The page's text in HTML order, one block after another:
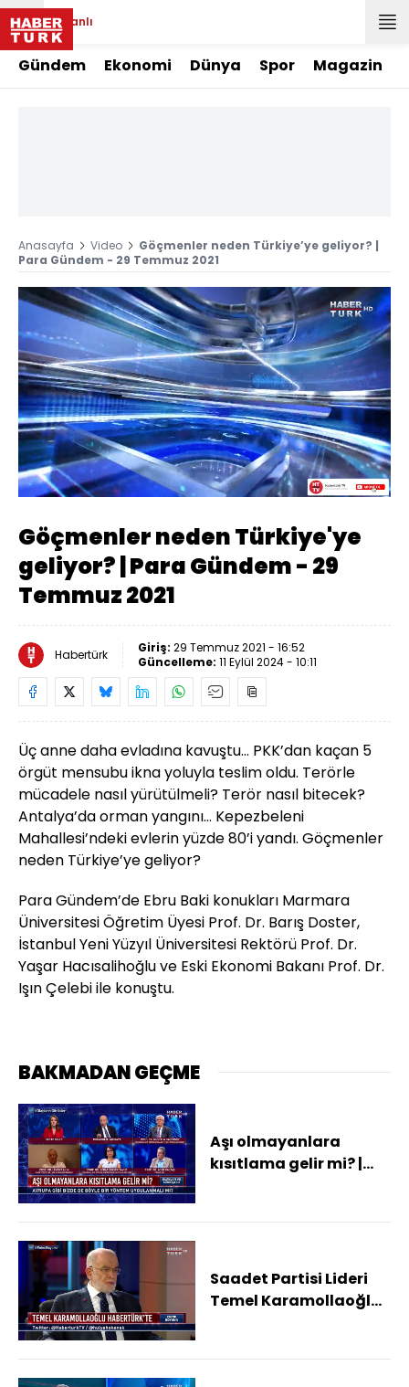
Canlı
Gündem Ekonomi Dünya Spor Magazin
Anasayfa Video
Göçmenler neden Türkiye’ye geliyor? |
Para Gündem - 29 Temmuz 2021
Sesi
Aç
Yüklendi:
0.49%
Oynatma
Hızı
Göçmenler neden Türkiye'ye
geliyor? | Para Gündem - 29
Temmuz 2021
Habertürk Giriş: 29 Temmuz 2021 - 16:52
Güncelleme: 11 Eylül 2024 - 10:11
Üç anne daha evladına kavuştu… PKK’dan kaçan 5
örgüt mensubu ikna yoluyla teslim oldu. Terörle
mücadele nasıl yürütülmeli? Terör nasıl bitecek?
Antalya’da orman yangını… Kepezbeleni
Mahallesi’ndeki evlerin yüzde 80’i yandı. Göçmenler
neden Türkiye’ye geliyor?
Para Gündem’de Ebru Baki konukları Marmara
Üniversitesi Öğretim Üyesi Prof. Dr. Barış Doster,
İstanbul Yeni Yüzyıl Üniversitesi Rektörü Prof. Dr.
Yaşar Hacısalihoğlu ve Eski Ekonomi Bakanı Prof. Dr.
Işın Çelebi ile konuştu.
BAKMADAN GEÇME
Aşı olmayanlara
kısıtlama gelir mi? |
Saadet Partisi Lideri
Temel Karamollaoğlu
2021